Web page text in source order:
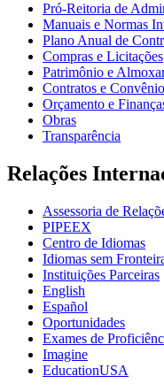
Pró-Reitoria de
Manuais e Normas
Plano Anual de
Compras e Licitações
Patrimônio e
Contratos e
Orçamento e
Obras
Transparência
Relações
Assessoria de
PIPEEX
Centro de Idiomas
Idiomas sem
Instituições Parceiras
English
Español
Oportunidades
Exames de
Imagine
EducationUSA